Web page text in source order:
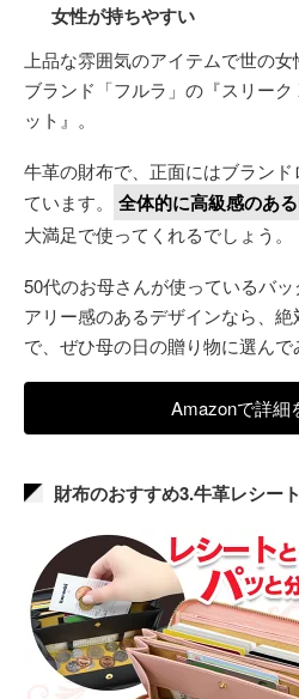
女性が持ちやすい
上品な雰囲気のアイテムで世の
ブランド「フルラ」の『スリー
ット』。
牛革の財布で、正面にはブラン
ています。
全体的に高級感のあ
大満足で使ってくれるでしょう。
50代のお母さんが使っているバ
アリー感のあるデザインなら、
で、ぜひ母の日の贈り物に選んで
Amazonで詳細
財布のおすすめ3.牛革レシー